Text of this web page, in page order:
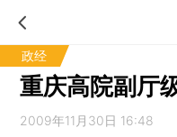
政经
重庆高院副厅
2009年11月30日 16:48